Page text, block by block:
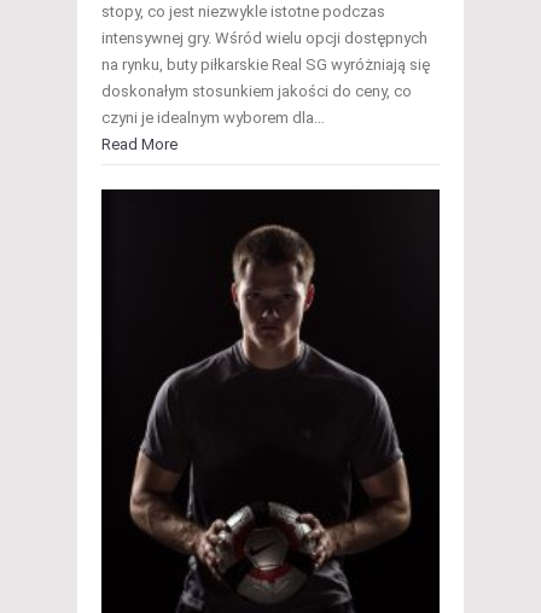
stopy, co jest niezwykle istotne podczas
intensywnej gry. Wśród wielu opcji dostępnych
na rynku, buty piłkarskie Real SG wyróżniają się
doskonałym stosunkiem jakości do ceny, co
czyni je idealnym wyborem dla…
Read More